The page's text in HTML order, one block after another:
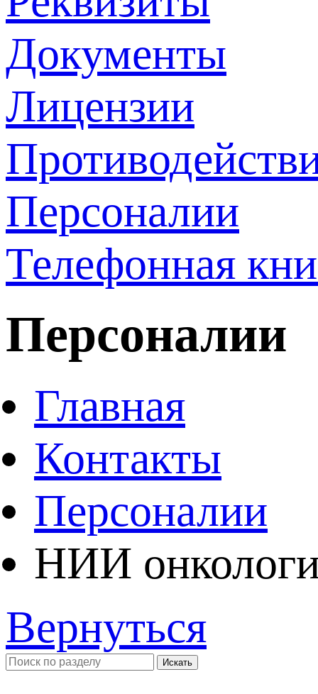
Документы
Лицензии
Персоналии
Телефонная
Персоналии
Главная
Контакты
Персоналии
НИИ
Вернуться